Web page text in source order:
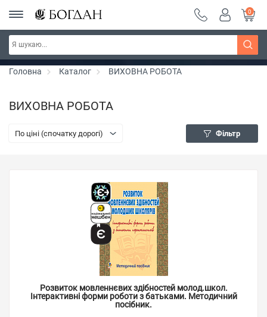
РОЗПРОДАЖ ~ 150 грн ~ 200 грн ~ 250 грн ~
300 грн ~ РОЗПРОДАЖ
Дізнатись більше
0
Головна Каталог ВИХОВНА РОБОТА
ВИХОВНА РОБОТА
По ціні (спочатку дорогі) Фільтр
Розвиток мовленнєвих здібностей молод.школ.
Інтерактивні форми роботи з батьками. Методичний
посібник.